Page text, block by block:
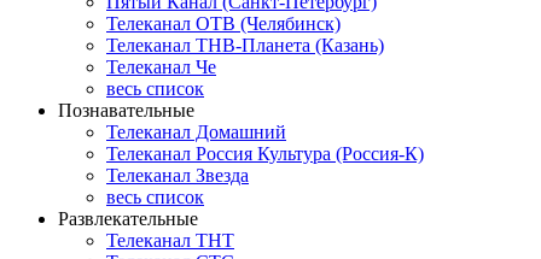
Телеканал ОТВ (Челябинск)
Телеканал ТНВ-Планета (Казань)
Телеканал Че
весь список
Познавательные
Телеканал Домашний
Телеканал Россия Культура (Россия-К)
Телеканал Звезда
весь список
Развлекательные
Телеканал ТНТ